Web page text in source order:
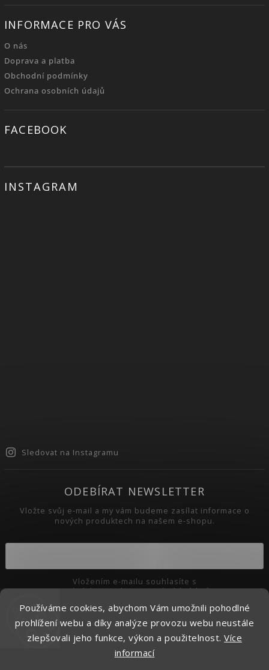
Používáme cookies, abychom Vám umožnili pohodlné
prohlížení webu a díky analýze provozu webu neustále
zlepšovali jeho funkce, výkon a použitelnost. Více
informací
INFORMACE PRO VÁS
O nás
Doprava a platba
Obchodní podmínky
Ochrana osobních údajů
FACEBOOK
INSTAGRAM
Sledovat na Instagramu
ODEBÍRAT NEWSLETTER
Vložte svůj e-mail a my vám budeme zasílat informace o
nových produktech na našem e-shopu.
podmínkami ochrany osobních údajů
Přihlásit se